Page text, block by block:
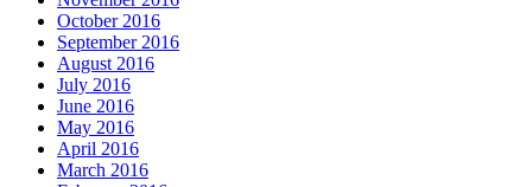
October 2016
September 2016
August 2016
July 2016
June 2016
May 2016
April 2016
March 2016